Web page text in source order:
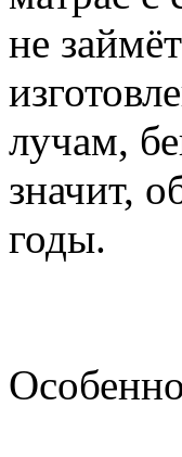
не
лучам,
значит,
годы.